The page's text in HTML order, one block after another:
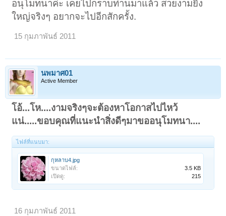
อนุโมทนาค่ะ เคยไปกราบท่านมาแล้ว สวยงามยิ่ง
ใหญ่จริงๆ อยากจะไปอีกสักครั้ง.
15 กุมภาพันธ์ 2011
นพมาศ01
Active Member
โอ้...โห....งามจริงๆจะต้องหาโอกาสไปไหว้
แน่.....ขอบคุณที่แนะนำสิ่งดีๆมาขออนุโมทนา....
ไฟล์ที่แนบมา:
กุหลาบ4.jpg
ขนาดไฟล์:
3.5 KB
เปิดดู:
215
16 กุมภาพันธ์ 2011